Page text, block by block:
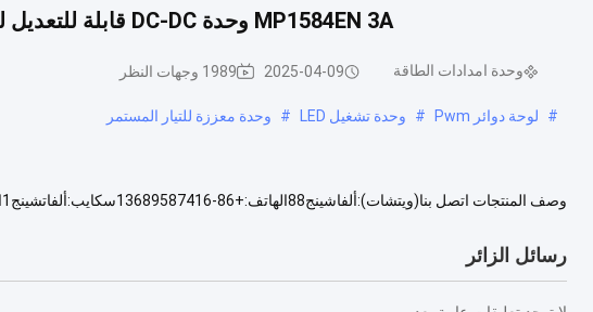
MP1584EN 3A وحدة DC-DC قابلة للتعديل للحد من درجة الحرارة العريضة والصناعية
وحدة امدادات الطاقة 2025-04-09 1989 وجهات النظر
# لوحة دوائر Pwm # وحدة تشغيل LED # وحدة معززة للتيار المستمر
رسائل الزائر